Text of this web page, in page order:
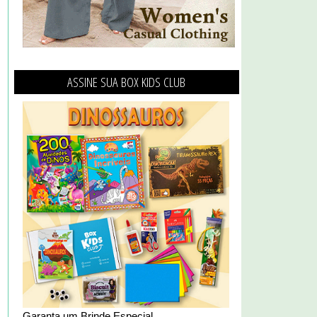
ASSINE SUA BOX KIDS CLUB